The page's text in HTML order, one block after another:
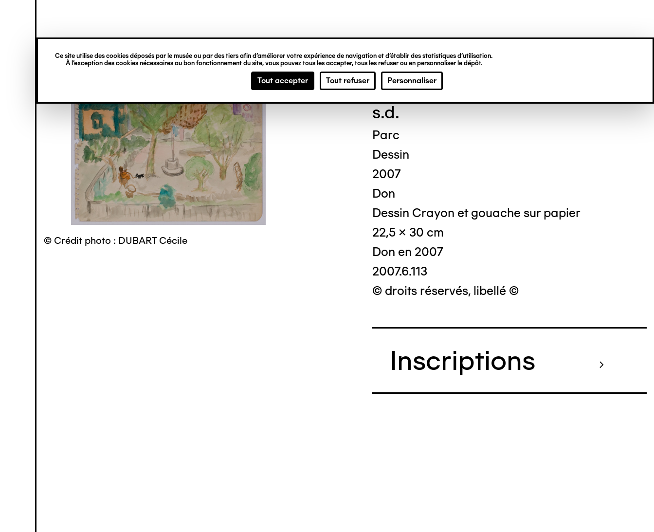
Ce site utilise des cookies déposés par le musée ou par des tiers afin d’améliorer votre expérience de navigation et d’établir des statistiques d’utilisation.
À l’exception des cookies nécessaires au bon fonctionnement du site, vous pouvez tous les accepter, tous les refuser ou en personnaliser le dépôt.
Tout accepter Tout refuser Personnaliser
principal
verticale
© Crédit photo : DUBART Cécile
Frederick BREYDERT
s.d.
Parc
Dessin
2007
Don
Dessin Crayon et gouache sur papier
22,5 x 30 cm
Don en 2007
2007.6.113
© droits réservés, libellé ©
Inscriptions